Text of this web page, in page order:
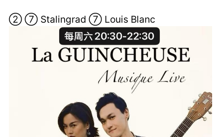
② ⑦ Stalingrad ⑦ Louis Blanc